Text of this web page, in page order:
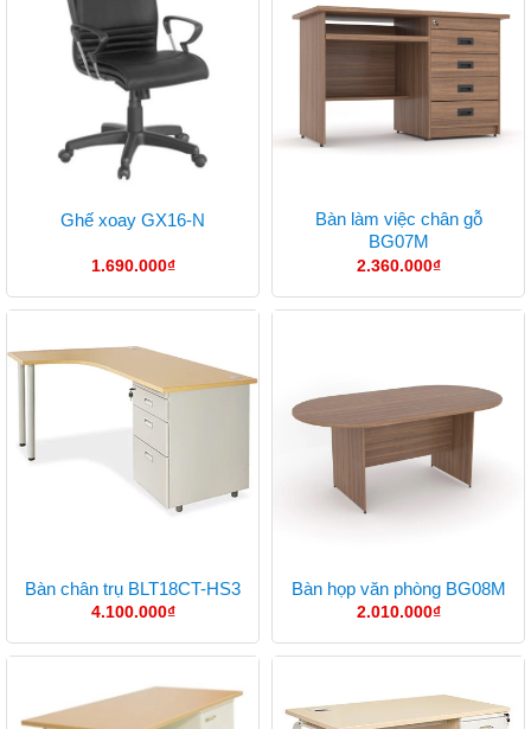
Ghế xoay GX16-N
1.690.000₫
Bàn làm việc chân gỗ
BG07M
2.360.000₫
Bàn chân trụ BLT18CT-HS3
4.100.000₫
Bàn họp văn phòng BG08M
2.010.000₫